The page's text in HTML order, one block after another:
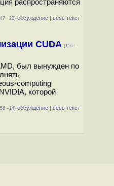
распространяются
+22) обсуждение | весь текст
CUDA (156 –
был вынужден по
computing
которой
–14) обсуждение | весь текст